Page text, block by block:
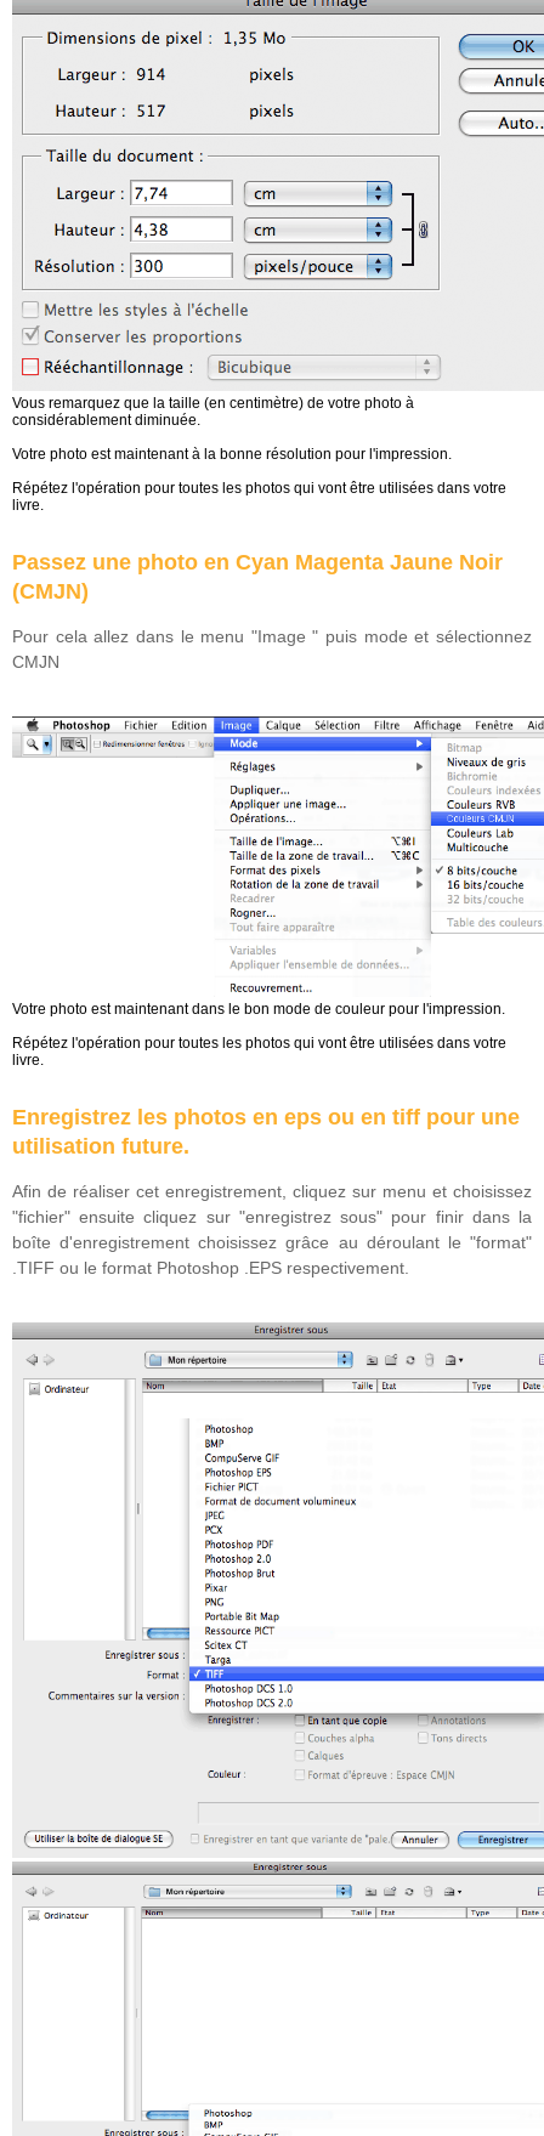
Vous remarquez que la taille (en centimètre) de votre photo à
considérablement diminuée.
Votre photo est maintenant à la bonne résolution pour l'impression.
Répétez l'opération pour toutes les photos qui vont être utilisées dans votre
livre.
Passez une photo en Cyan Magenta Jaune Noir
(CMJN)
Pour cela allez dans le menu "Image " puis mode et sélectionnez
CMJN
Votre photo est maintenant dans le bon mode de couleur pour l'impression.
Répétez l'opération pour toutes les photos qui vont être utilisées dans votre
livre.
Enregistrez les photos en eps ou en tiff pour une
utilisation future.
Afin de réaliser cet enregistrement, cliquez sur menu et choisissez
"fichier" ensuite cliquez sur "enregistrez sous" pour finir dans la
boîte d'enregistrement choisissez grâce au déroulant le "format"
.TIFF ou le format Photoshop .EPS respectivement.